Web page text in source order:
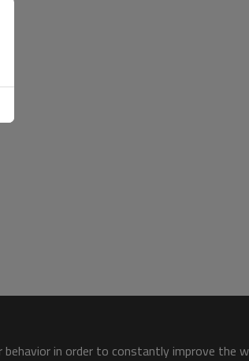
in order to constantly improve the